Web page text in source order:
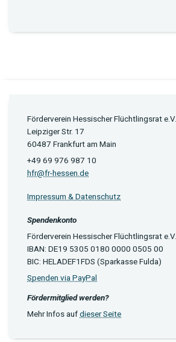
Förderverein Hessischer Flüchtlingsrat e.V.
Leipziger Str. 17
60487 Frankfurt am Main
+49 69 976 987 10
hfr@fr-hessen.de
Impressum & Datenschutz
Spendenkonto
Förderverein Hessischer Flüchtlingsrat e.V.
IBAN: DE19 5305 0180 0000 0505 00
BIC: HELADEF1FDS (Sparkasse Fulda)
Spenden via PayPal
Fördermitglied werden?
Mehr Infos aufdieser Seite